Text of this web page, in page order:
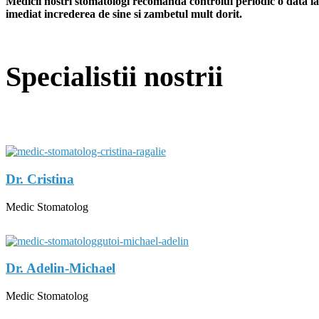
imediat increderea de sine si zambetul mult dorit.
Specialistii nostrii
Dr. Cristina
Medic Stomatolog
Dr. Adelin-Michael
Medic Stomatolog